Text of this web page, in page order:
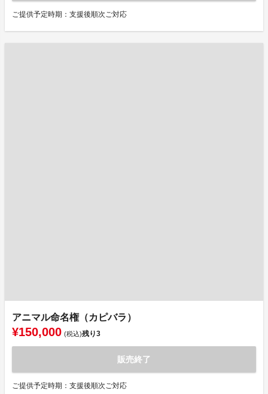
ご提供予定時期：支援後順次ご対応
アニマル命名権（カピバラ）
¥150,000 (税込)残り3
販売終了
ご提供予定時期：支援後順次ご対応